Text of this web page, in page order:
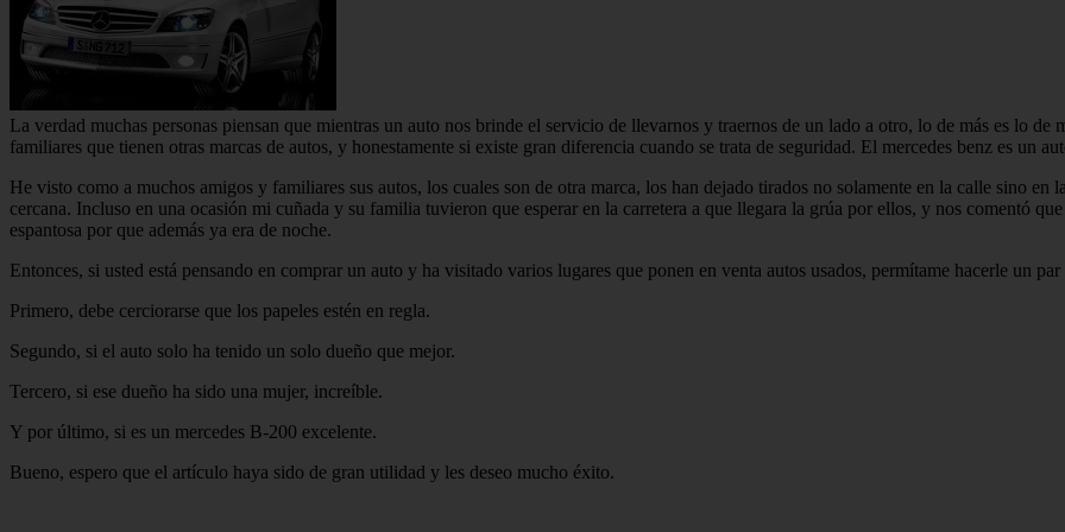
La verdad muchas personas piensan que mientras un auto nos brinde el servicio de llevarnos y traernos de un lado a otro, lo de más es lo
familiares que tienen otras marcas de autos, y honestamente si existe gran diferencia cuando se trata de seguridad. El mercedes benz es un
He visto como a muchos amigos y familiares sus autos, los cuales son de otra marca, los han dejado tirados no solamente en la calle sino en
cercana. Incluso en una ocasión mi cuñada y su familia tuvieron que esperar en la carretera a que llegara la grúa por ellos, y nos comentó
espantosa por que además ya era de noche.
Entonces, si usted está pensando en comprar un auto y ha visitado varios lugares que ponen en venta autos usados, permítame hacerle un
Primero, debe cerciorarse que los papeles estén en regla.
Segundo, si el auto solo ha tenido un solo dueño que mejor.
Tercero, si ese dueño ha sido una mujer, increíble.
Y por último, si es un mercedes B-200 excelente.
Bueno, espero que el artículo haya sido de gran utilidad y les deseo mucho éxito.